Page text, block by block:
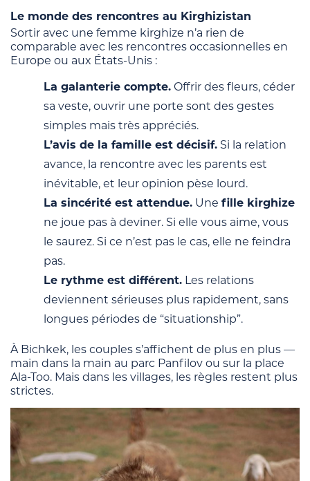
Le monde des rencontres au Kirghizistan
Sortir avec une femme kirghize n’a rien de
comparable avec les rencontres occasionnelles en
Europe ou aux États-Unis :
La galanterie compte. Offrir des fleurs, céder
sa veste, ouvrir une porte sont des gestes
simples mais très appréciés.
L’avis de la famille est décisif. Si la relation
avance, la rencontre avec les parents est
inévitable, et leur opinion pèse lourd.
La sincérité est attendue. Une fille kirghize
ne joue pas à deviner. Si elle vous aime, vous
le saurez. Si ce n’est pas le cas, elle ne feindra
pas.
Le rythme est différent. Les relations
deviennent sérieuses plus rapidement, sans
longues périodes de “situationship”.
À Bichkek, les couples s’affichent de plus en plus —
main dans la main au parc Panfilov ou sur la place
Ala-Too. Mais dans les villages, les règles restent plus
strictes.